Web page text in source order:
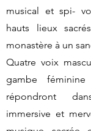
musical et spi-
hauts lieux
monastère à un
Quatre voix
gambe
répondront
immersive et